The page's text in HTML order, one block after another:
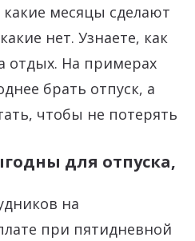
какие месяцы сделают
нет. Узнаете, как
отдых. На примерах
брать отпуск, а
чтобы не потерять
для отпуска,
на
при пятидневной